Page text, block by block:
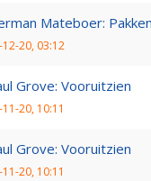
Mateboer:
12-20, 03:12
Grove: Vooruitzien
20, 10:11
Grove: Vooruitzien
20, 10:11